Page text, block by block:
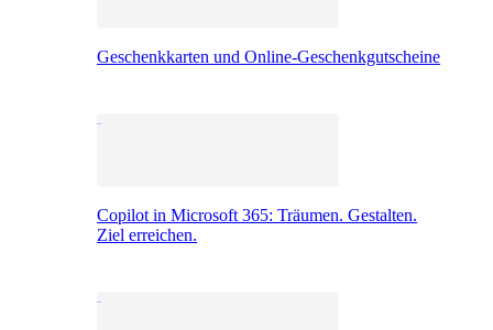
Geschenkkarten und Online-Geschenkgutscheine
Copilot in Microsoft 365: Träumen. Gestalten.
Ziel erreichen.